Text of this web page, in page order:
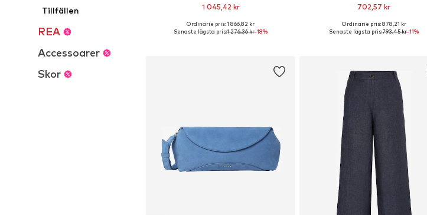
Tillfällen
REA
Accessoarer
Skor
1 045,42 kr
Tillgängliga storlekar: One Size
Ordinarie pris: 1 866,82 kr
Senaste lägsta pris:1 276,36 kr-18%
702,57 kr
Tillgänglig i många storlekar
Ordinarie pris: 878,21 kr
Senaste lägsta pris:793,45 kr-11%